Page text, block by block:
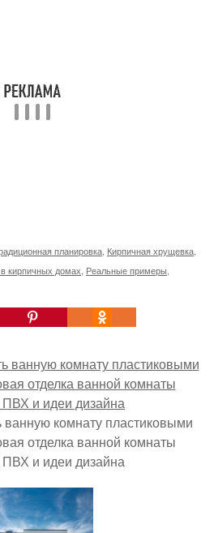
планировка Кирпичная хрущевка
кирпичных домах Реальные примеры
ванную комнату пластиковыми
отделка ванной комнаты
и идеи дизайна